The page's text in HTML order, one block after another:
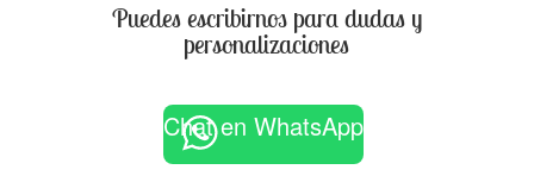
Puedes escribirnos para dudas y
personalizaciones
Chat en WhatsApp